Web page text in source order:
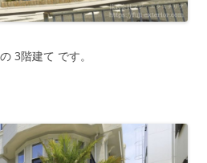
3階建て です。